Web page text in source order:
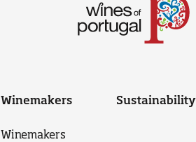
Winemakers
Winemakers
Sustainability